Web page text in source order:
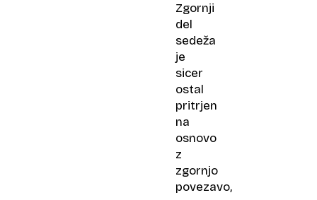
Zgornji
del
sedeža
je
sicer
ostal
pritrjen
na
osnovo
z
zgornjo
povezavo,